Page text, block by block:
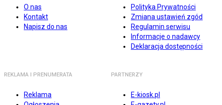
O nas
Kontakt
Napisz do nas
Polityka Prywatności
Zmiana ustawień zgód
Regulamin serwisu
Informacje o nadawcy
Deklaracja dostępności
REKLAMA I PRENUMERATA
Reklama
PARTNERZY
E-kiosk.pl